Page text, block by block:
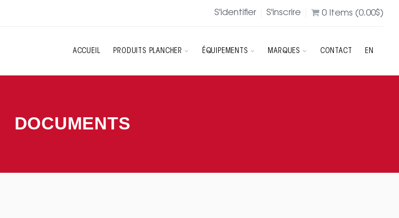
S'identifier S'inscrire 0 Items (0.00$)
ACCUEIL PRODUITS PLANCHER ÉQUIPEMENTS MARQUES CONTACT EN
DOCUMENTS